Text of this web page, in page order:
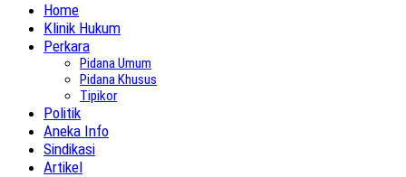
Home
Klinik Hukum
Perkara
Pidana Umum
Pidana Khusus
Tipikor
Politik
Aneka Info
Sindikasi
Artikel